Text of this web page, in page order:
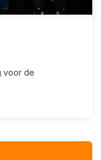
voor de